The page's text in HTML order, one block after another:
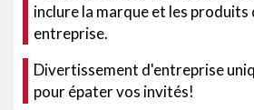
inclure la marque et les
entreprise.
Divertissement d'entreprise
pour épater vos invités!